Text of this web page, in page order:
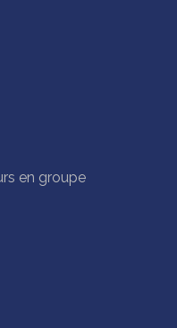
en groupe